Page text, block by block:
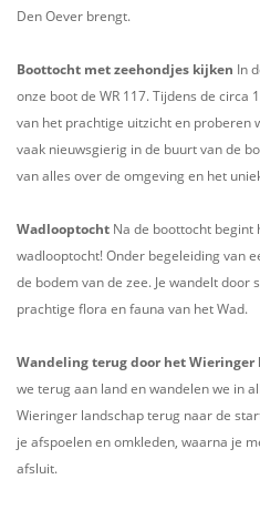
Den Oever brengt.
Boottocht met zeehondjes kijken In
onze boot de WR 117. Tijdens de
van het prachtige uitzicht en proberen
vaak nieuwsgierig in de buurt van de
van alles over de omgeving en het
Wadlooptocht Na de boottocht begint
wadlooptocht! Onder begeleiding van
de bodem van de zee. Je wandelt door
prachtige flora en fauna van het Wad.
Wandeling terug door het Wieringer
we terug aan land en wandelen we in
Wieringer landschap terug naar de
je afspoelen en omkleden, waarna je
afsluit.